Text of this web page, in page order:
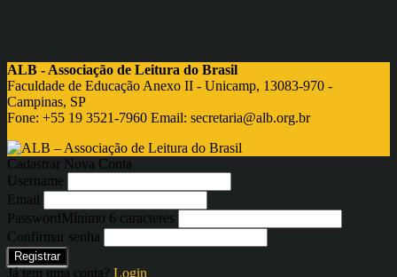
ALB - Associação de Leitura do Brasil
Faculdade de Educação Anexo II - Unicamp, 13083-970 -
Campinas, SP
Fone: +55 19 3521-7960 Email: secretaria@alb.org.br
Cadastrar Nova Conta
Username
Email
PasswordMínimo 6 caracteres
Confirmar senha
Registrar
Já tem uma conta? Login